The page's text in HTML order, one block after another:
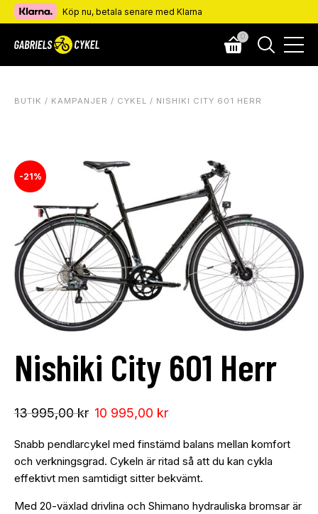
Köp nu, betala senare med Klarna
0
BUTIK / KAMPANJER / CYKEL / NISHIKI CITY 601 HERR
-21%
Nishiki City 601 Herr
13 995,00kr 10 995,00 kr
Snabb pendlarcykel med finstämd balans mellan komfort
och verkningsgrad. Cykeln är ritad så att du kan cykla
effektivt men samtidigt sitter bekvämt.
Med 20-växlad drivlina och Shimano hydrauliska bromsar är